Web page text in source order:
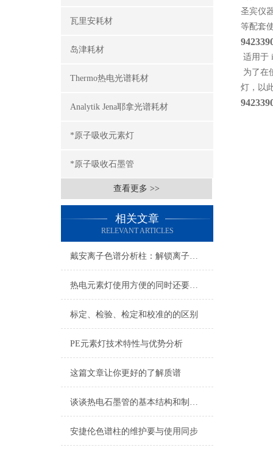
瓦里安耗材
岛津耗材
Thermo热电光谱耗材
Analytik Jena耶拿光谱耗材
*原子吸收元素灯
*原子吸收石墨管
查看更多 >>
相关文章
RELEVANT ARTICLES
戴安离子色谱分析柱：解锁离子分析的奥秘之门
热电元素灯使用方便的同时还要注意对其进行必要的维护
标定、检验、检定和校准的的区别
PE元素灯技术特性与优势分析
这篇文章让你更好的了解质谱
谈谈热电石墨管的基本结构和制备技术
安捷伦色谱柱的维护要与使用同步
圣宾仪
等配套
适用于
为了在
灯，以